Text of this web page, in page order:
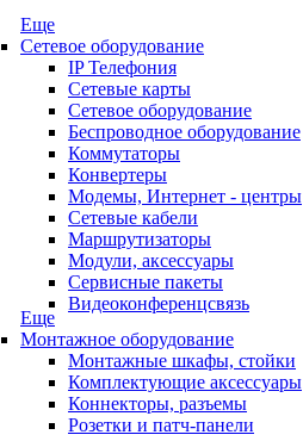
Еще
Сетевое оборудование
IP Телефония
Сетевые карты
Сетевое оборудование
Беспроводное оборудование
Коммутаторы
Конвертеры
Модемы, Интернет - центры
Сетевые кабели
Маршрутизаторы
Модули, аксессуары
Сервисные пакеты
Видеоконференцсвязь
Еще
Монтажное оборудование
Монтажные шкафы, стойки
Комплектующие аксессуары
Коннекторы, разъемы
Розетки и патч-панели